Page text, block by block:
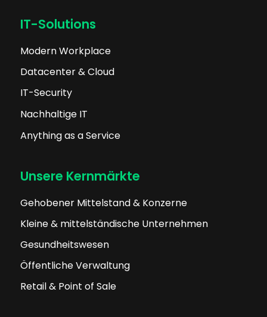
IT-Solutions
Modern Workplace
Datacenter & Cloud
IT-Security
Nachhaltige IT
Anything as a Service
Unsere Kernmärkte
Gehobener Mittelstand & Konzerne
Kleine & mittelständische Unternehmen
Gesundheitswesen
Öffentliche Verwaltung
Retail & Point of Sale